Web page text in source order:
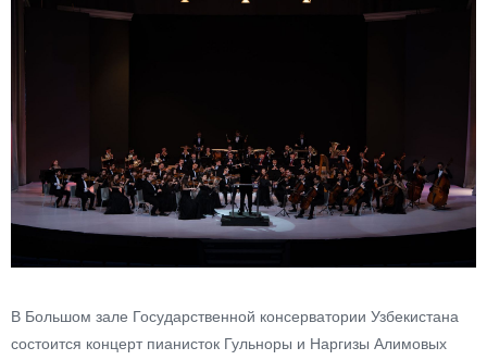
В Большом зале Государственной консерватории Узбекистана
состоится концерт пианисток Гульноры и Наргизы Алимовых